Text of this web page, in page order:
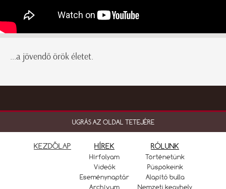
...a jövendő örök életet.
UGRÁS AZ OLDAL TETEJÉRE
KEZDŐLAP HÍREK
Hírfolyam
Videók
Eseménynaptár
Archívum
RÓLUNK
Történetünk
Püspökeink
Alapító bulla
Nemzeti kegyhely